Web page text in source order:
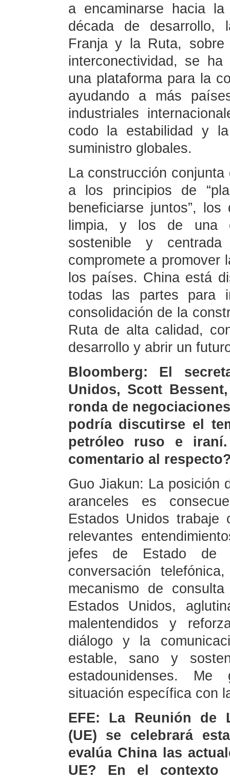
a encaminarse hacia
década de desarrollo,
Franja y la Ruta,
interconectividad, se
una plataforma para la
ayudando a más
industriales
codo la estabilidad y
suministro globales.
La construcción
a los principios de
beneficiarse juntos”,
limpia, y los de una
sostenible y
compromete a promover
los países. China está
todas las partes para
consolidación de la
Ruta de alta calidad,
desarrollo y abrir un
Bloomberg: El
Unidos, Scott
ronda de
podría discutirse el
petróleo ruso e
comentario al
Guo Jiakun: La posición
aranceles es
Estados Unidos trabaje
relevantes
jefes de Estado de
conversación
mecanismo de
Estados Unidos,
malentendidos y
diálogo y la
estable, sano y
estadounidenses.
situación específica con
EFE: La Reunión de
(UE) se celebrará
evalúa China las
UE? En el contexto